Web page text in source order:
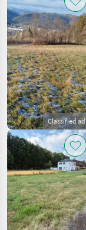
Classified ad